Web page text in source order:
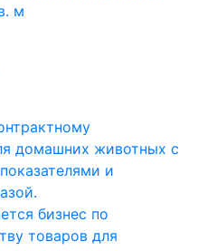
м
бизнес по
товаров для